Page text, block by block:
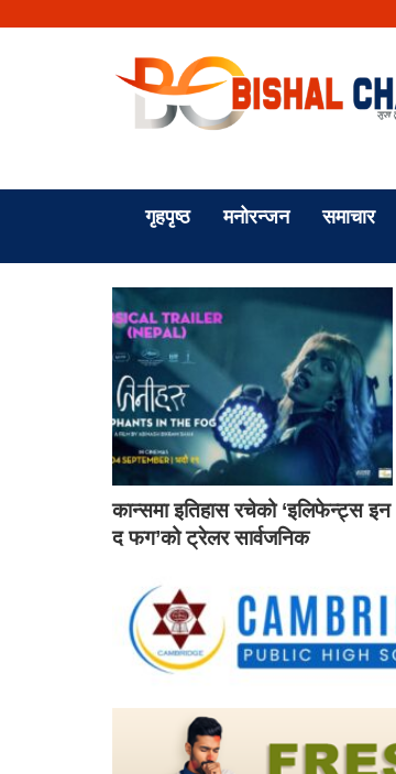
गृहपृष्ठ मनोरन्जन समाचार
कान्समा इतिहास रचेको ‘इलिफेन्ट्स इन
द फग’को ट्रेलर सार्वजनिक